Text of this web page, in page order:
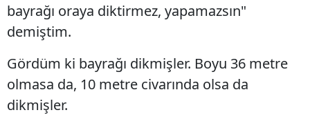
bayrağı oraya diktirmez, yapamazsın"
demiştim.
Gördüm ki bayrağı dikmişler. Boyu 36 metre
olmasa da, 10 metre civarında olsa da
dikmişler.